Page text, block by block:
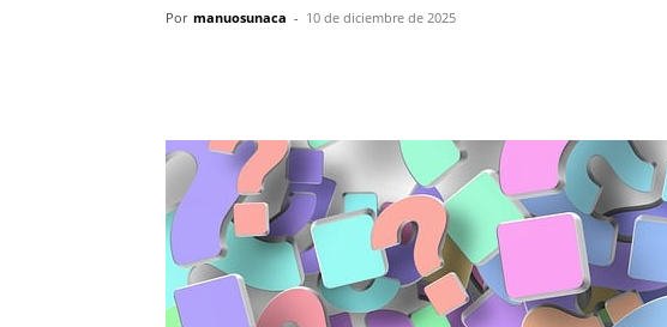
Por manuosunaca - 10 de diciembre de 2025